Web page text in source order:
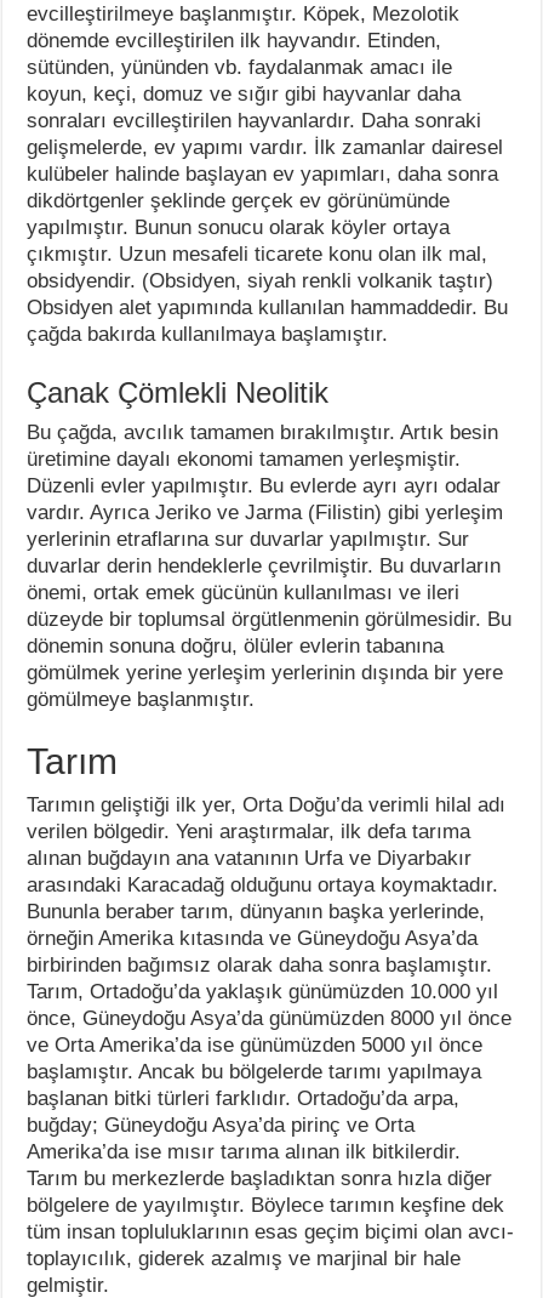
evcilleştirilmeye başlanmıştır. Köpek, Mezolotik
dönemde evcilleştirilen ilk hayvandır. Etinden,
sütünden, yününden vb. faydalanmak amacı ile
koyun, keçi, domuz ve sığır gibi hayvanlar daha
sonraları evcilleştirilen hayvanlardır. Daha sonraki
gelişmelerde, ev yapımı vardır. İlk zamanlar dairesel
kulübeler halinde başlayan ev yapımları, daha sonra
dikdörtgenler şeklinde gerçek ev görünümünde
yapılmıştır. Bunun sonucu olarak köyler ortaya
çıkmıştır. Uzun mesafeli ticarete konu olan ilk mal,
obsidyendir. (Obsidyen, siyah renkli volkanik taştır)
Obsidyen alet yapımında kullanılan hammaddedir. Bu
çağda bakırda kullanılmaya başlamıştır.
Çanak Çömlekli Neolitik
Bu çağda, avcılık tamamen bırakılmıştır. Artık besin
üretimine dayalı ekonomi tamamen yerleşmiştir.
Düzenli evler yapılmıştır. Bu evlerde ayrı ayrı odalar
vardır. Ayrıca Jeriko ve Jarma (Filistin) gibi yerleşim
yerlerinin etraflarına sur duvarlar yapılmıştır. Sur
duvarlar derin hendeklerle çevrilmiştir. Bu duvarların
önemi, ortak emek gücünün kullanılması ve ileri
düzeyde bir toplumsal örgütlenmenin görülmesidir. Bu
dönemin sonuna doğru, ölüler evlerin tabanına
gömülmek yerine yerleşim yerlerinin dışında bir yere
gömülmeye başlanmıştır.
Tarım
Tarımın geliştiği ilk yer, Orta Doğu’da verimli hilal adı
verilen bölgedir. Yeni araştırmalar, ilk defa tarıma
alınan buğdayın ana vatanının Urfa ve Diyarbakır
arasındaki Karacadağ olduğunu ortaya koymaktadır.
Bununla beraber tarım, dünyanın başka yerlerinde,
örneğin Amerika kıtasında ve Güneydoğu Asya’da
birbirinden bağımsız olarak daha sonra başlamıştır.
Tarım, Ortadoğu’da yaklaşık günümüzden 10.000 yıl
önce, Güneydoğu Asya’da günümüzden 8000 yıl önce
ve Orta Amerika’da ise günümüzden 5000 yıl önce
başlamıştır. Ancak bu bölgelerde tarımı yapılmaya
başlanan bitki türleri farklıdır. Ortadoğu’da arpa,
buğday; Güneydoğu Asya’da pirinç ve Orta
Amerika’da ise mısır tarıma alınan ilk bitkilerdir.
Tarım bu merkezlerde başladıktan sonra hızla diğer
bölgelere de yayılmıştır. Böylece tarımın keşfine dek
tüm insan topluluklarının esas geçim biçimi olan avcı-
toplayıcılık, giderek azalmış ve marjinal bir hale
gelmiştir.